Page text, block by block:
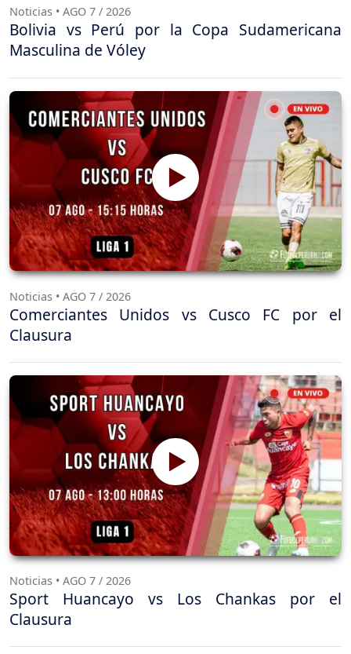
Noticias • AGO 7 / 2026
Bolivia vs Perú por la Copa Sudamericana
Masculina de Vóley
Noticias • AGO 7 / 2026
Comerciantes Unidos vs Cusco FC por el
Clausura
Noticias • AGO 7 / 2026
Sport Huancayo vs Los Chankas por el
Clausura